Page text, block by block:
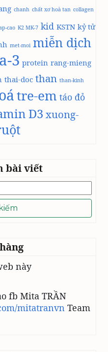
chanh chất xơ hoà tan collagen
cao K2 MK-7 kid KSTN kỷ tử
met-moi miễn dịch
3 protein rang-mieng
thai-doc than than-kinh
tre-em táo đỏ
D3 xuong-
bài viết
này
fb Mita TRẦN
mitatranvn Team